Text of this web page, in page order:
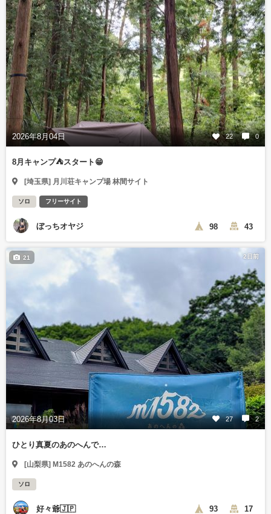
2026年8月04日 22 0
8月キャンプ⛺️スタート😁
[埼玉県] 月川荘キャンプ場 林間サイト
ソロ フリーサイト
ぼっちオヤジ 98 43
2日前
2026年8月03日 27 2
21
ひとり真夏のあのへんで…
[山梨県] M1582 あのへんの森
ソロ
好々爺🇯🇵 93 17